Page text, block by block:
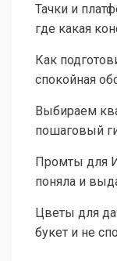
Тачки и
где какая
Как
спокойная
Выбираем
пошаговый
Промты для
поняла и
Цветы для
букет и не